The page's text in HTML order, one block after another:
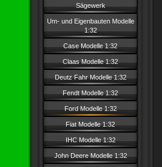
Sägewerk
Um- und Eigenbauten Modelle
1:32
Case Modelle 1:32
Claas Modelle 1:32
Deutz Fahr Modelle 1:32
Fendt Modelle 1:32
Ford Modelle 1:32
Fiat Modelle 1:32
IHC Modelle 1:32
John Deere Modelle 1:32